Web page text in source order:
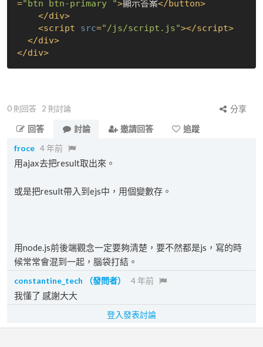
="btn btn-primary ">顯示答案</button>
</div>
<script src="/js/script.js"></script>
</div>
</div>
0 則回答 2 則討論
分享
回答
討論 邀請回答
追蹤
froce 4 年前
用ajax去把result取出來。
或是把result帶入到ejs中，用個變數存。
用node.js前後端觀念一定要夠清楚，要不然都是js，寫的時
候常常會混到一起，腦袋打結。
constantine_tech （發問者） 4 年前
我懂了 感謝大大
登入發表討論